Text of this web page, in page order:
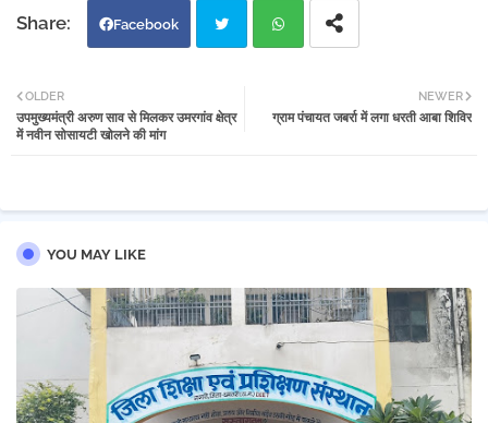
Facebook
tter atsa
NEWER
ग्राम पंचायत जबर्रा में लगा धरती आबा शिविर
OLDER
उपमुख्यमंत्री अरुण साव से मिलकर उमरगांव क्षेत्र
में नवीन सोसायटी खोलने की मांग
YOU MAY LIKE